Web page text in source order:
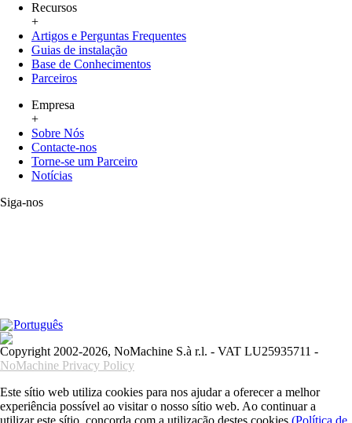
Recursos
+
Artigos e Perguntas Frequentes
Guias de instalação
Base de Conhecimentos
Parceiros
Empresa
+
Sobre Nós
Contacte-nos
Torne-se um Parceiro
Notícias
Siga-nos
Português
Copyright 2002-2026, NoMachine S.à r.l. - VAT LU25935711 -
NoMachine Privacy Policy
Este sítio web utiliza cookies para nos ajudar a oferecer a melhor
experiência possível ao visitar o nosso sítio web. Ao continuar a